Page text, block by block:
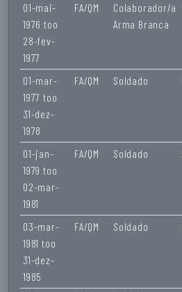
01-mai-
1976 too
28-fev-
1977
FA/QM
Colaborador/a
Arma Branca
01-mar-
1977 too
31-dez-
1978
FA/QM Soldado
01-jan-
1979 too
02-mar-
1981
FA/QM Soldado
03-mar-
1981 too
31-dez-
1985
FA/QM Soldado